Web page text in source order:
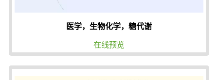
医学，生物化学，糖代谢
在线预览